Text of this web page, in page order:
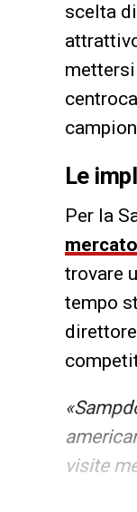
scelta
Le
Per la
trovare
tempo
visite